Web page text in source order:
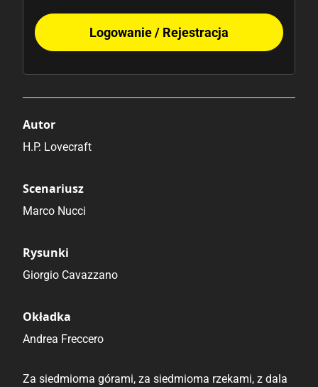
Logowanie / Rejestracja
Autor
H.P. Lovecraft
Scenariusz
Marco Nucci
Rysunki
Giorgio Cavazzano
Okładka
Andrea Freccero
Za siedmioma górami, za siedmioma rzekami, z dala